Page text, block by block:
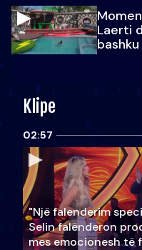
Laerti
Klipe
02:57
"Një falenderim
Selin falënderon
mes emocionesh të